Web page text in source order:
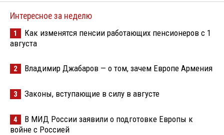
Интересное за неделю
1
Как изменятся пенсии работающих пенсионеров с 1
августа
2 Владимир Джабаров — о том, зачем Европе Армения
3 Законы, вступающие в силу в августе
4
В МИД России заявили о подготовке Европы к
войне с Россией